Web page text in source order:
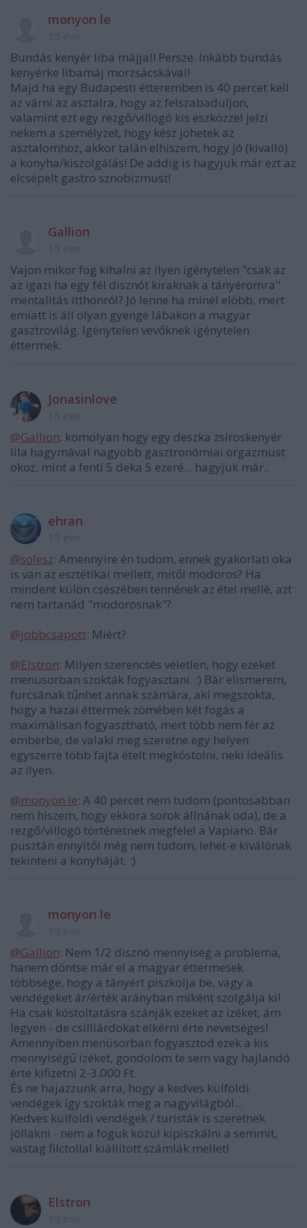
monyon le
Bundás kenyér liba májjal! Persze. Inkább bundás
kenyérke libamáj morzsácskával!
Majd ha egy Budapesti étteremben is 40 percet kell
az várni az asztalra, hogy az felszabaduljon,
valamint ezt egy rezgő/villogó kis eszközzel jelzi
nekem a személyzet, hogy kész jöhetek az
asztalomhoz, akkor talán elhiszem, hogy jó (kivalló)
a konyha/kiszolgálás! De addig is hagyjuk már ezt az
elcsépelt gastro sznobizmust!
Gallion
Vajon mikor fog kihalni az ilyen igénytelen "csak az
az igazi ha egy fél disznót kiraknak a tányéromra"
mentalitás itthonról? Jó lenne ha minél elöbb, mert
emiatt is áll olyan gyenge lábakon a magyar
gasztrovilág. Igénytelen vevőknek igénytelen
éttermek.
Jonasinlove
@Gallion: komolyan hogy egy deszka zsíroskenyér
lila hagymával nagyobb gasztronómiai orgazmust
okoz, mint a fenti 5 deka 5 ezeré... hagyjuk már..
ehran
@solesz: Amennyire én tudom, ennek gyakorlati oka
is van az esztétikai mellett, mitől modoros? Ha
mindent külön csészében tennének az étel mellé, azt
nem tartanád "modorosnak"?
@jobbcsapott: Miért?
@Elstron: Milyen szerencsés véletlen, hogy ezeket
menüsorban szokták fogyasztani. :) Bár elismerem,
furcsának tűnhet annak számára, aki megszokta,
hogy a hazai éttermek zömében két fogás a
maximálisan fogyasztható, mert több nem fér az
emberbe, de valaki meg szeretne egy helyen
egyszerre több fajta ételt megkóstolni, neki ideális
az ilyen.
@monyon le: A 40 percet nem tudom (pontosabban
nem hiszem, hogy ekkora sorok állnának oda), de a
rezgő/villogó történetnek megfelel a Vapiano. Bár
pusztán ennyitől még nem tudom, lehet-e kiválónak
tekinteni a konyháját. :)
monyon le
@Gallion: Nem 1/2 disznó mennyiség a problema,
hanem döntse már el a magyar éttermesek
többsége, hogy a tányért piszkolja be, vagy a
vendégeket ár/érték arányban miként szolgálja ki!
Ha csak kóstoltatásra szánják ezeket az izéket, ám
legyen - de csilliárdokat elkérni érte nevetséges!
Amennyiben menüsorban fogyasztod ezek a kis
mennyiségű izéket, gondolom te sem vagy hajlandó
érte kifizetni 2-3.000 Ft.
És ne hajazzunk arra, hogy a kedves külföldi
vendégek így szokták meg a nagyvilágból...
Kedves külföldi vendégek / turisták is szeretnek
jóllakni - nem a foguk közül kipiszkálni a semmit,
vastag filctollal kiállított számlák mellet!
Elstron